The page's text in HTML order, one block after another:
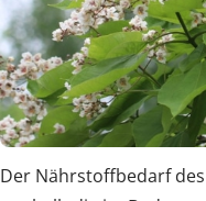
Der Nährstoffbedarf